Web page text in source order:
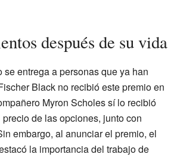
después de su vida
se entrega a personas que ya han
Black no recibió este premio en
Myron Scholes sí lo recibió
de las opciones, junto con
embargo, al anunciar el premio, el
la importancia del trabajo de